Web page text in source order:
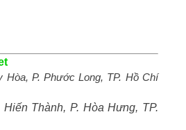
Hòa, P. Phước Long, TP. Hồ Chí
Hiến Thành, P. Hòa Hưng, TP.